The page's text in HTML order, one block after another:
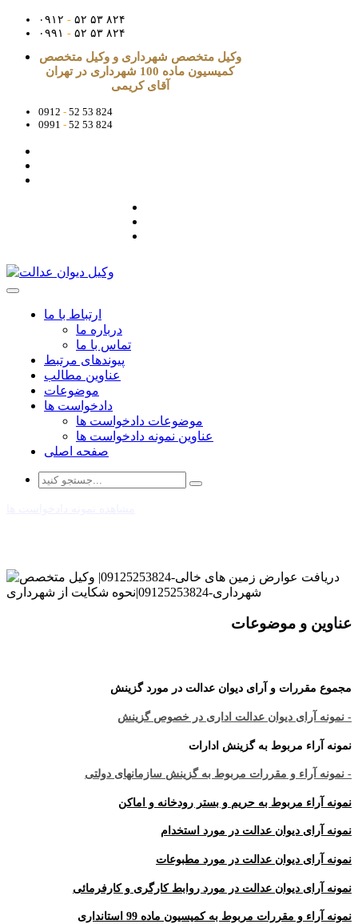
۰۹۱۲ - ۵۲ ۵۳ ۸۲۴
۰۹۹۱ - ۵۲ ۵۳ ۸۲۴
وکیل متخصص شهرداری و وکیل متخصص
کمیسیون ماده 100 شهرداری در تهران
آقای کریمی
0912 - 52 53 824
0991 - 52 53 824
ارتباط با ما
درباره ما
تماس با ما
پیوندهای مرتبط
عناوین مطالب
موضوعات
دادخواست ها
موضوعات دادخواست ها
عناوین نمونه دادخواست ها
صفحه اصلی
عناوین و موضوعات
مجموع مقررات و آرای دیوان عدالت در مورد گزینش
- نمونه آرای دیوان عدالت اداری در خصوص گزینش
نمونه آراء مربوط به گزینش ادارات
- نمونه آراء و مقررات مربوط به گزینش سازمانهای دولتی
نمونه آراء مربوط به حریم و بستر رودخانه و اماکن
نمونه آرای دیوان عدالت در مورد استخدام
نمونه آرای دیوان عدالت در مورد مطبوعات
نمونه آرای دیوان عدالت در مورد روابط کارگری و کارفرمائی
نمونه آراء و مقررات مربوط به کمیسیون ماده 99 استانداری